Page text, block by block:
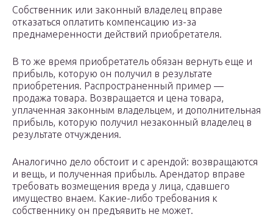
Собственник или законный владелец вправе
отказаться оплатить компенсацию из-за
преднамеренности действий приобретателя.
В то же время приобретатель обязан вернуть еще и
прибыль, которую он получил в результате
приобретения. Распространенный пример —
продажа товара. Возвращается и цена товара,
уплаченная законным владельцем, и дополнительная
прибыль, которую получил незаконный владелец в
результате отчуждения.
Аналогично дело обстоит и с арендой: возвращаются
и вещь, и полученная прибыль. Арендатор вправе
требовать возмещения вреда у лица, сдавшего
имущество внаем. Какие-либо требования к
собственнику он предъявить не может.